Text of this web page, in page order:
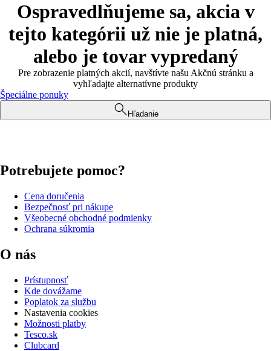
Ospravedlňujeme sa, akcia v
tejto kategórii už nie je platná,
alebo je tovar vypredaný
Pre zobrazenie platných akcií, navštívte našu Akčnú stránku a
vyhľadajte alternatívne produkty
Špeciálne ponuky
Hľadanie
Potrebujete pomoc?
Cena doručenia
Bezpečnosť pri nákupe
Všeobecné obchodné podmienky
Ochrana súkromia
O nás
Prístupnosť
Kde dovážame
Poplatok za službu
Nastavenia cookies
Možnosti platby
Tesco.sk
Clubcard